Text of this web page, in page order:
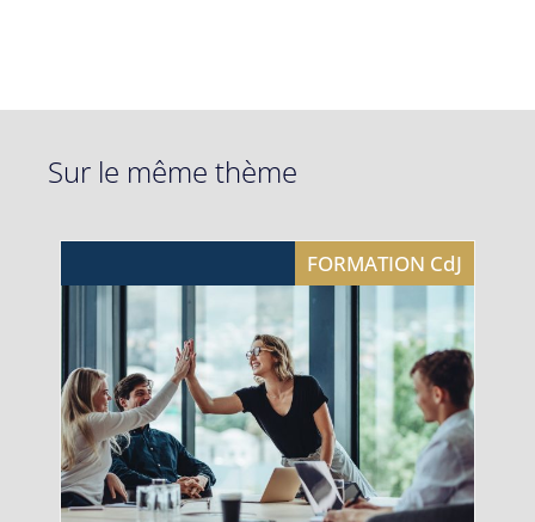
Sur le même thème
FORMATION CdJ